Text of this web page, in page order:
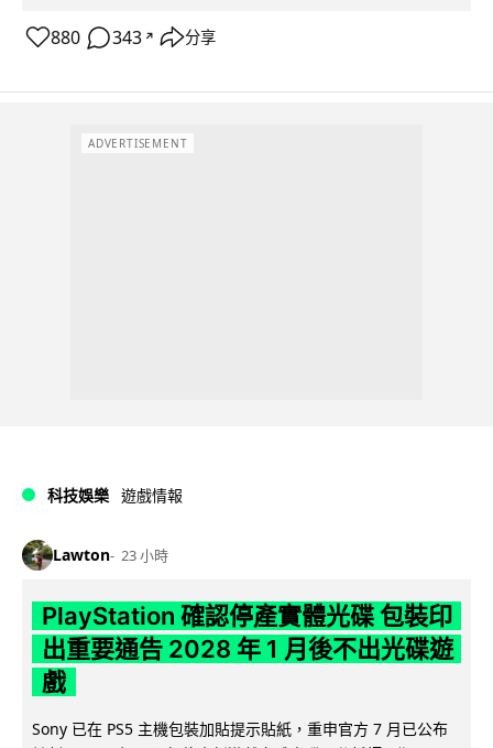
880 343 ↗ 分享
ADVERTISEMENT
科技娛樂 遊戲情報
Lawton 23 小時
PlayStation 確認停產實體光碟 包裝印
出重要通告 2028 年 1 月後不出光碟遊
戲
Sony 已在 PS5 主機包裝加貼提示貼紙，重申官方 7 月已公布